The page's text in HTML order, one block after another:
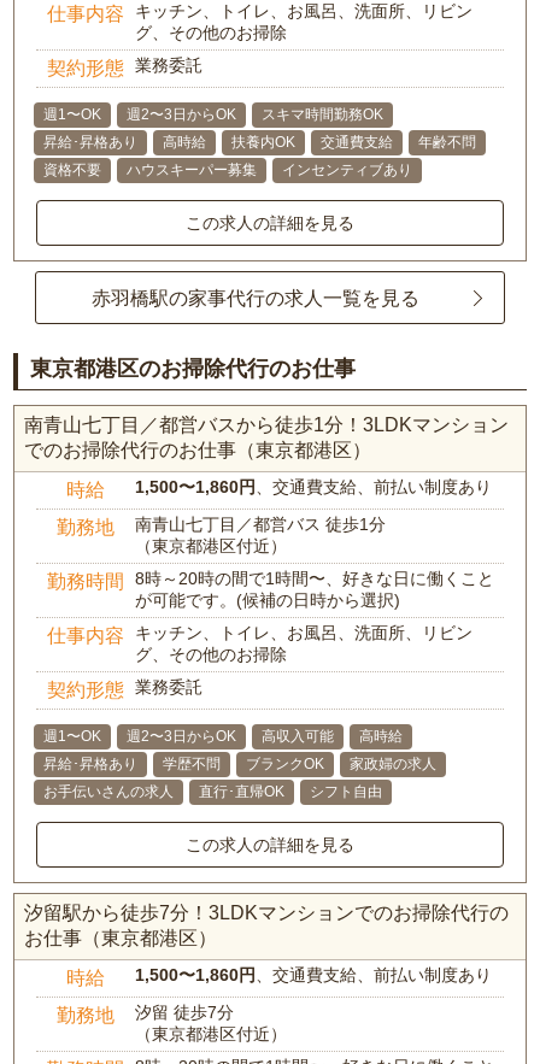
仕事内容
キッチン、トイレ、お風呂、洗面所、リビン
グ、その他のお掃除
契約形態 業務委託
週1〜OK 週2〜3日からOK
スキマ時間勤務OK
昇給･昇格あり
高時給 扶養内OK 交通費支給
年齢不問
資格不要
ハウスキーパー募集 インセンティブあり
この求人の詳細を見る
赤羽橋駅の家事代行の求人一覧を見る
東京都港区のお掃除代行のお仕事
南青山七丁目／都営バスから徒歩1分！3LDKマンション
でのお掃除代行のお仕事（東京都港区）
時給 1,500〜1,860円 、交通費支給、前払い制度あり
勤務地
南青山七丁目／都営バス 徒歩1分
（東京都港区付近）
勤務時間
8時～20時の間で1時間〜、好きな日に働くこと
が可能です。(候補の日時から選択)
仕事内容
キッチン、トイレ、お風呂、洗面所、リビン
グ、その他のお掃除
契約形態 業務委託
週1〜OK 週2〜3日からOK 高収入可能
高時給
昇給･昇格あり
学歴不問 ブランクOK
家政婦の求人
お手伝いさんの求人
直行･直帰OK シフト自由
この求人の詳細を見る
汐留駅から徒歩7分！3LDKマンションでのお掃除代行の
お仕事（東京都港区）
時給 1,500〜1,860円 、交通費支給、前払い制度あり
勤務地
汐留 徒歩7分
（東京都港区付近）